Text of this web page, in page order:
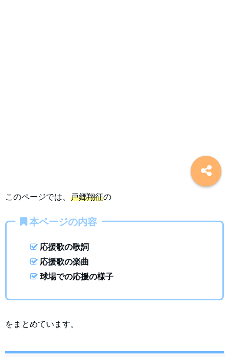
このページでは、 戸郷翔征の
本ページの内容
応援歌の歌詞
応援歌の楽曲
球場での応援の様子
をまとめています。